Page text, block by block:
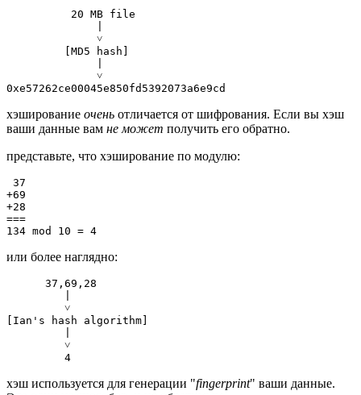
          20 MB file
              ˅
         [MD5 hash]
              ˅
хэширование очень отличается от шифрования. Если вы хэш
ваши данные вам не может получить его обратно.
представьте, что хэширование по модулю:
37
+69
+28
===
или более наглядно:
      37,69,28
         ˅
[Ian's hash algorithm]
         ˅
хэш используется для генерации "fingerprint" ваши данные.